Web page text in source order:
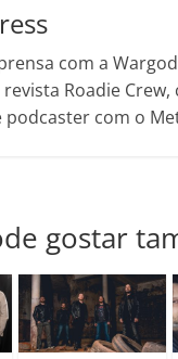
com a
Roadie
podcaster com o
gostar